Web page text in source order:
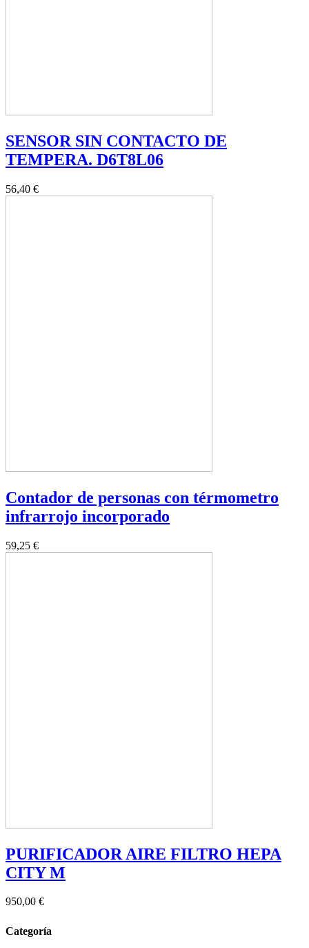
SENSOR SIN CONTACTO DE
TEMPERA. D6T8L06
56,40 €
Contador de personas con térmometro
infrarrojo incorporado
59,25 €
PURIFICADOR AIRE FILTRO HEPA
CITY M
950,00 €
Categoría